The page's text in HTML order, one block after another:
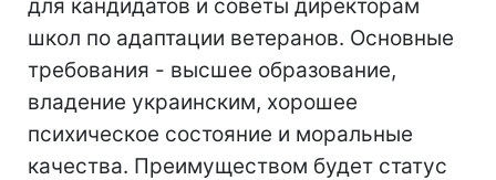
для кандидатов и советы директорам
школ по адаптации ветеранов. Основные
требования - высшее образование,
владение украинским, хорошее
психическое состояние и моральные
качества. Преимуществом будет статус